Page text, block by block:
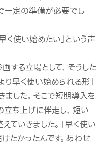
一定の準備が必要でし
く使い始めたい」という声
する立場として、そうした
早く使い始められる形」
した。そこで短期導入を
立ち上げに伴走し、短い
ていきました。「早く使い
たかったんです。あわせ